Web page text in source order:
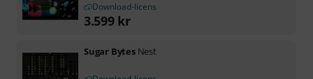
Download-licens
3.599 kr
Sugar Bytes Nest